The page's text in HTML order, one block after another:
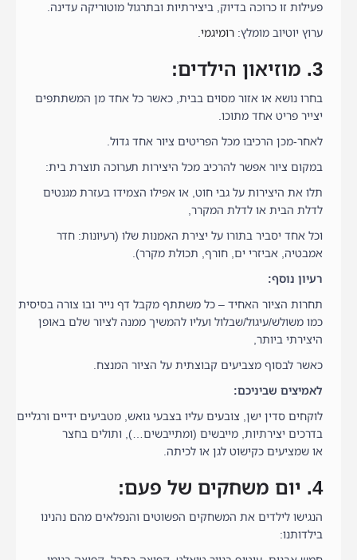
פעילות זו כרוכה בדיוק, ביצירתיות ובתרגול מוטוריקה עדינה.
ערוץ יוטיוב מומלץ: רומיגמי.
3. מוזיאון הילדים:
בחרו נושא או אזור מסוים בבית, כאשר כל אחד מן המשתתפים
יצייר פריט אחד מתוכו.
לאחר-מכן הרכיבו מכל הפריטים ציור אחד גדול.
במקום ציור אפשר להרכיב מכל היצירות תערוכה תוצרת בית:
תלו את היצירות על גבי חוט, או אפילו הצמידו בעזרת מגנטים
לדלת הבית או לדלת המקרר,
וכל אחד יסביר בתורו על יצירת האמנות שלו (רעיונות: חדר
אמבטיה, אביזרי ים, חורף, תכולת מקרר).
רעיון נוסף:
תחרות הציור האחיד – כל משתתף מקבל דף נייר ובו צורה בסיסית
כמו משולש/עיגול/שבלול ועליו להמשיך ממנה לציור שלם באופן
היצירתי ביותר,
כאשר לבסוף מצביעים קבוצתית על הציור המנצח.
לאמיצים שביניכם:
לוקחים סדין ישן, צובעים עליו בצבעי גואש, מטביעים ידיים ורגליים
בדרכים יצירתיות, מייבשים (ומתייבשים…), ותולים בחצר
או שמציעים כקישוט לגן או לכיתה.
4. יום משחקים של פעם:
הנגישו לילדים את המשחקים הפשוטים והנפלאים מהם נהנינו
בילדותנו: